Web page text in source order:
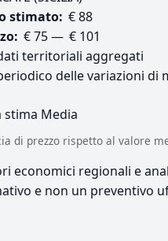
stimato: € 88
€ 75 — € 101
territoriali aggregati
delle variazioni di
stima Media
di prezzo rispetto al valore
regionali e
e non un preventivo